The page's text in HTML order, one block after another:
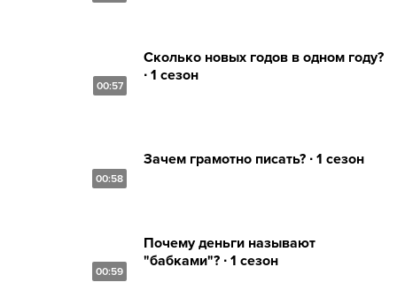
00:57
Сколько новых годов в одном году?
∙ 1 сезон
00:58
Зачем грамотно писать? ∙ 1 сезон
00:59
Почему деньги называют
"бабками"? ∙ 1 сезон